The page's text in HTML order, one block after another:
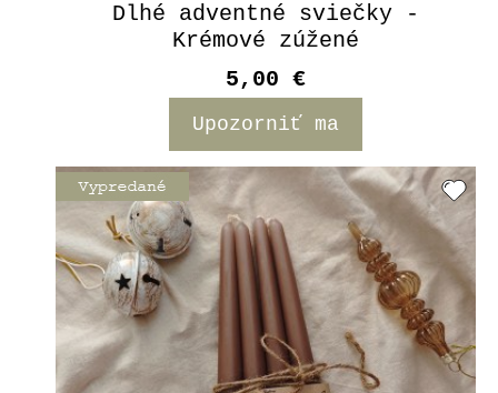
Dlhé adventné sviečky -
Krémové zúžené
5,00 €
Upozorniť ma